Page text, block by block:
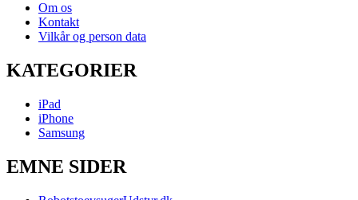
Om os
Kontakt
Vilkår og person data
KATEGORIER
iPad
iPhone
Samsung
EMNE SIDER